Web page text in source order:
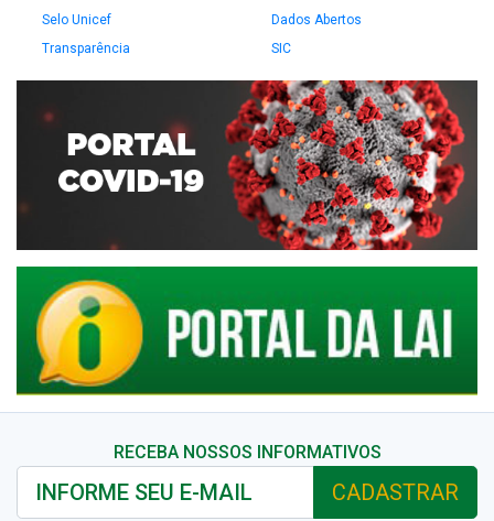
Selo Unicef
Dados Abertos
Transparência
SIC
RECEBA NOSSOS INFORMATIVOS
CADASTRAR